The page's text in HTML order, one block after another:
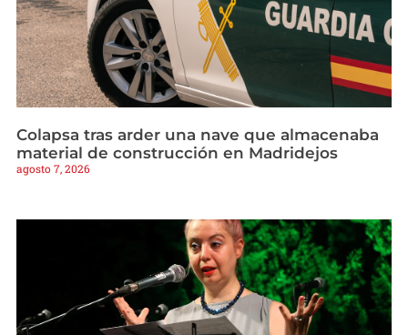
Colapsa tras arder una nave que almacenaba
material de construcción en Madridejos
agosto 7, 2026